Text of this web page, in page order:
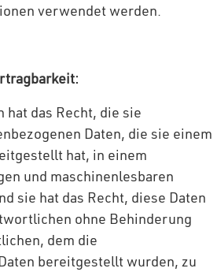
verwendet werden.
das Recht, die sie
Daten, die sie einem
hat, in einem
und maschinenlesbaren
sie hat das Recht, diese Daten
ohne Behinderung
dem die
bereitgestellt wurden, zu